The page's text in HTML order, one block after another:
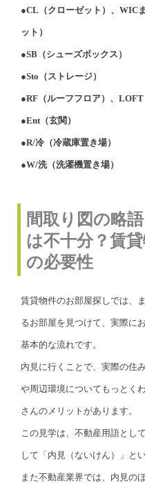
●CL（クローゼット）、WIC
ット）
●SB（シューズボックス）
●Sto（ストレージ）
●RF（ルーフフロア）、LOFT
●Ent（玄関）
●R/冷（冷蔵庫置き場）
●W/洗（洗濯機置き場）
間取り図の略
は不十分？賃
の必要性
賃貸物件のお部屋探しでは、
るお部屋を見つけて、実際に
基本的な流れです。
内見に行くことで、実際の住
や周辺環境についてもっとく
さんのメリットがあります。
この見学は、不動産用語とし
して「内見（ないけん）」と
また不動産業界では、内見の